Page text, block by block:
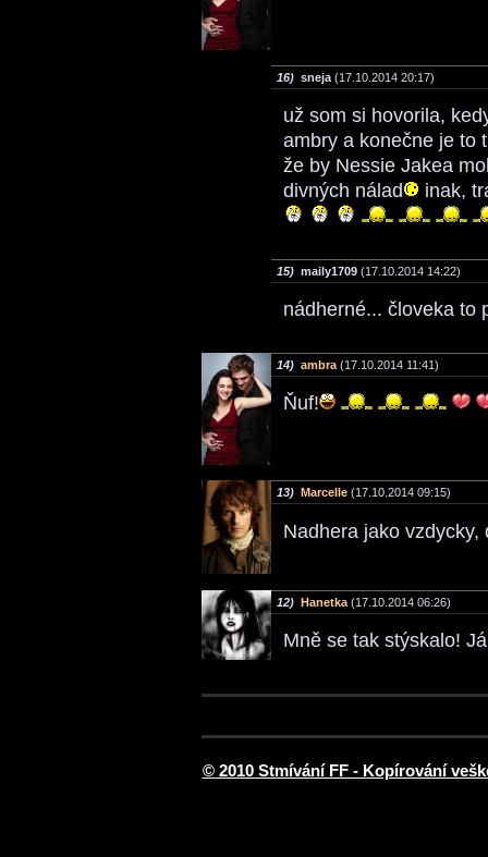
16) sneja (17.10.2014 20:17)
už som si hovorila,
ambry a konečne je to
že by Nessie Jakea
divných nálad
inak,
15) maily1709 (17.10.2014 14:22)
nádherné... človeka
14) ambra (17.10.2014 11:41)
Ňuf!
13) Marcelle (17.10.2014 09:15)
Nadhera jako vzdycky,
12) Hanetka (17.10.2014 06:26)
Mně se tak stýskalo!
© 2010 Stmívání FF - Kopírování